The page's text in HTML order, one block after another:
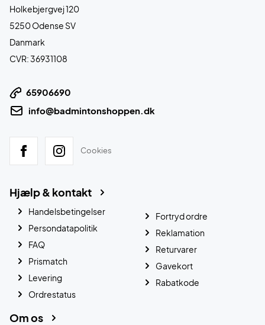
Holkebjergvej 120
5250 Odense SV
Danmark
CVR: 36931108
65906690
info@badmintonshoppen.dk
Cookies
Hjælp & kontakt
Handelsbetingelser
Persondatapolitik
FAQ
Prismatch
Levering
Ordrestatus
Fortryd ordre
Reklamation
Returvarer
Gavekort
Rabatkode
Om os